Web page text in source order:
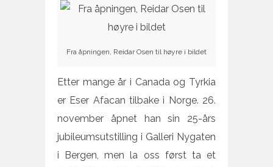
Fra åpningen, Reidar Osen til høyre i bildet
Etter mange år i Canada og Tyrkia
er Eser Afacan tilbake i Norge. 26.
november åpnet han sin 25-års
jubileumsutstilling i Galleri Nygaten
i Bergen, men la oss først ta et